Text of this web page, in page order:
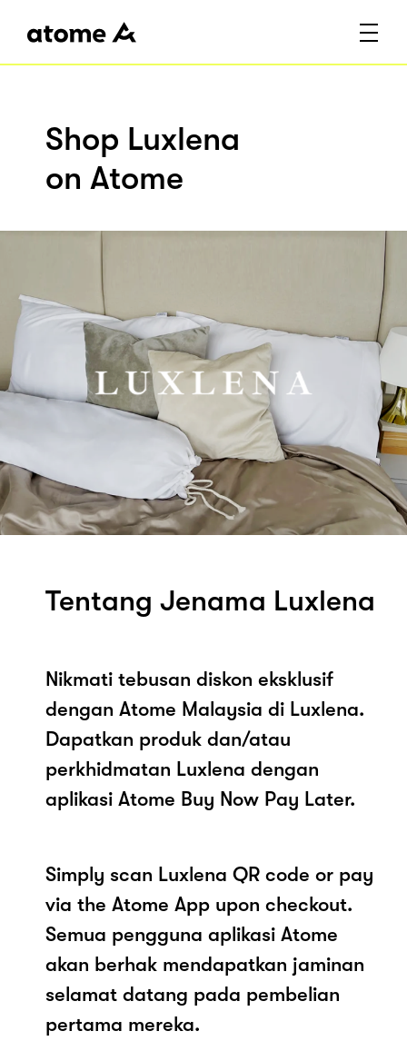
Shop Luxlena
on Atome
Tentang Jenama Luxlena
Nikmati tebusan diskon eksklusif
dengan Atome Malaysia di Luxlena.
Dapatkan produk dan/atau
perkhidmatan Luxlena dengan
aplikasi Atome Buy Now Pay Later.
Simply scan Luxlena QR code or pay
via the Atome App upon checkout.
Semua pengguna aplikasi Atome
akan berhak mendapatkan jaminan
selamat datang pada pembelian
pertama mereka.